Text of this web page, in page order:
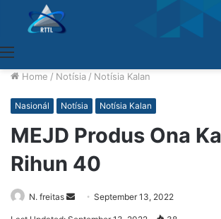
Home / Notísia / Notísia Kalan
Nasionál Notísia Notísia Kalan
MEJD Produs Ona
Rihun 40
N. freitas
SendSeptember 13, 2022